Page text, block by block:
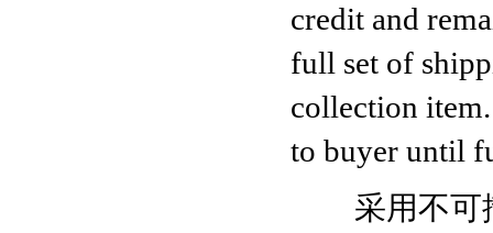
credit and
full set of
collection
to buyer until
采用不可撤